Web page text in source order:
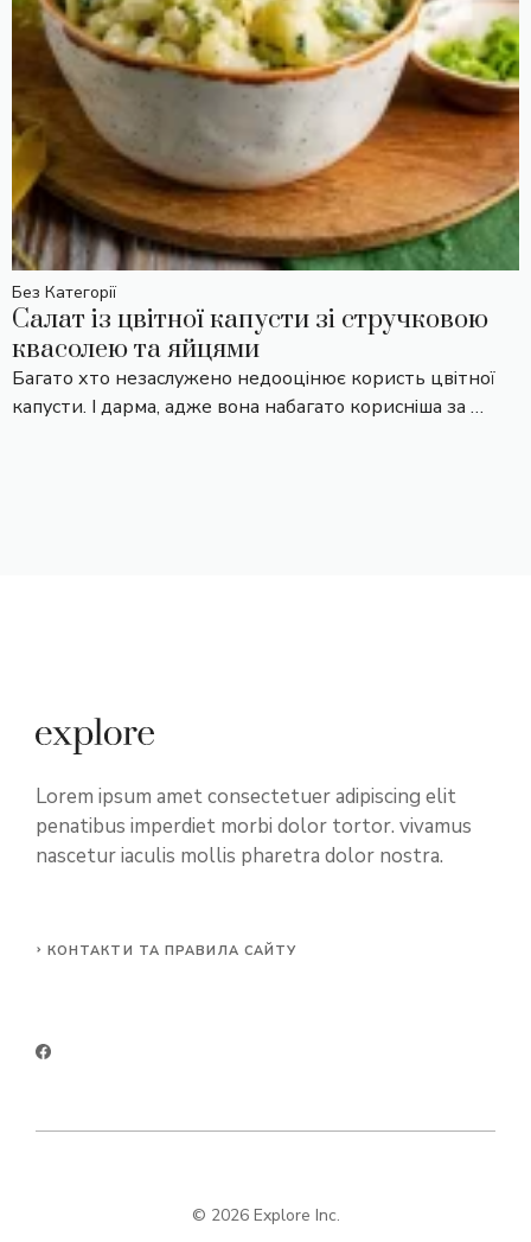
Без Категорії
Салат із цвітної капусти зі стручковою
квасолею та яйцями
Багато хто незаслужено недооцінює користь цвітної
капусти. І дарма, адже вона набагато корисніша за …
Lorem ipsum amet consectetuer adipiscing elit
penatibus imperdiet morbi dolor tortor. vivamus
nascetur iaculis mollis pharetra dolor nostra.
КОНТАКТИ ТА ПРАВИЛА САЙТУ
© 2026 Explore Inc.